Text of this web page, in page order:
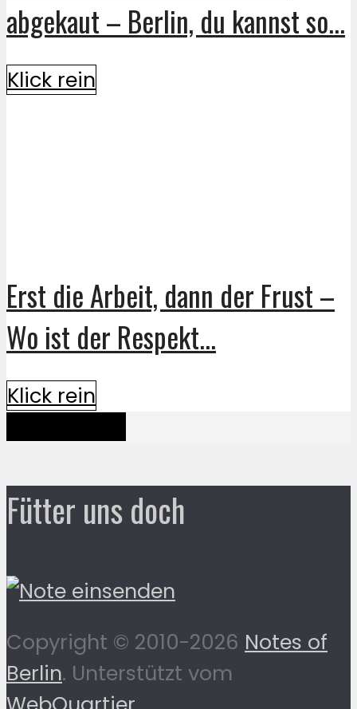
abgekaut – Berlin, du kannst so...
Klick rein
Erst die Arbeit, dann der Frust –
Wo ist der Respekt...
Klick rein
Fütter uns doch
Copyright © 2010-2026 Notes of
Berlin. Unterstützt vom